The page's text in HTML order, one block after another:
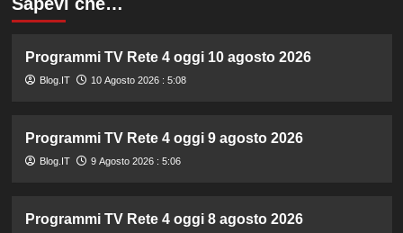
Programmi TV Rete 4 oggi 10 agosto 2026
Blog.IT 10 Agosto 2026 : 5:08
Programmi TV Rete 4 oggi 9 agosto 2026
Blog.IT 9 Agosto 2026 : 5:06
Programmi TV Rete 4 oggi 8 agosto 2026